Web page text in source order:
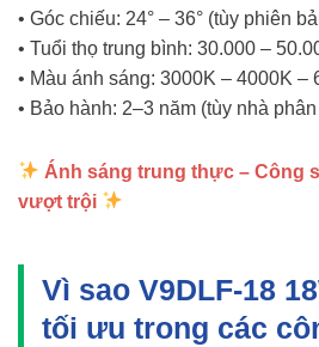
• Góc chiếu: 24° – 36° (tùy phiên
• Tuổi thọ trung bình: 30.000 –
• Màu ánh sáng: 3000K – 4000K –
• Bảo hành: 2–3 năm (tùy nhà
Ánh sáng trung thực – Công
vượt trội
Vì sao V9DLF-18
tối ưu trong các